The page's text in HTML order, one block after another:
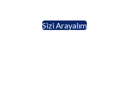
Sizi Arayalım